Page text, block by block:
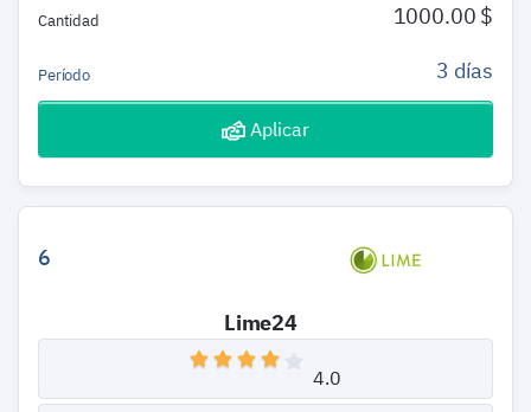
Cantidad 1000.00 $
Período 3 días
Aplicar
6
Lime24
4.0